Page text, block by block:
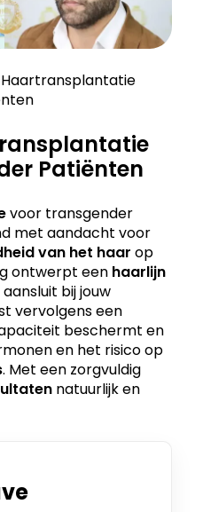
Patiënten
voor transgender
met aandacht voor
van het haar op
ontwerpt een haarlijn
bij jouw
vervolgens een
beschermt en
en het risico op
. Met een zorgvuldig
natuurlijk en